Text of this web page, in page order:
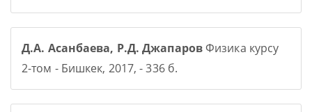
Д.А. Асанбаева, Р.Д. ДжапаровФизика курсу
2-том - Бишкек, 2017, - 336 б.